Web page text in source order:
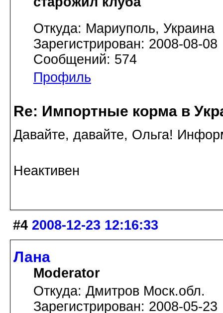
Откуда: Мариуполь, Украина
Зарегистрирован: 2008-08-08
Сообщений: 574
Профиль
Re: Импортные корма в
Давайте, давайте, Ольга!
Неактивен
#4 2008-12-23 12:16:33
Лана
Moderator
Откуда: Дмитров Моск.обл.
Зарегистрирован: 2008-05-23